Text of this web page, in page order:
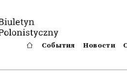
События Новости